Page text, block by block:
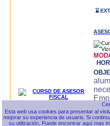
⌛
Esta web usa cookies para presentar al
mejorar su experiencia de usuario. Si
su utilización, Puede encontrar aquí mas